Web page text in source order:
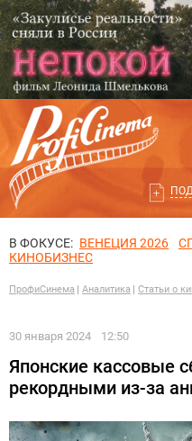
В ФОКУСЕ: ВЕНЕЦИЯ 2026
КИНОБИЗНЕС
ПрофиСинема Аналитика Статьи о
30 января 2024 12:50
Японские кассовые
рекордными из-за